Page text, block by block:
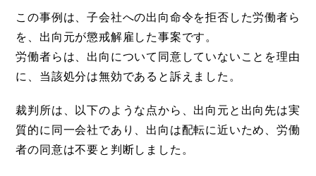
この事例は、子会社への出向命令を拒否した労働者ら
を、出向元が懲戒解雇した事案です。
労働者らは、出向について同意していないことを理由
に、当該処分は無効であると訴えました。
裁判所は、以下のような点から、出向元と出向先は実
質的に同一会社であり、出向は配転に近いため、労働
者の同意は不要と判断しました。